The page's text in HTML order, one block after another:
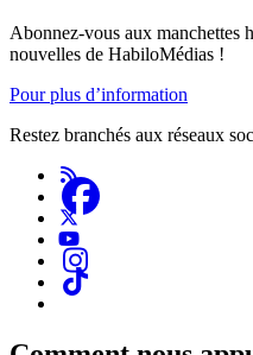
Abonnez-vous aux manchettes
nouvelles de HabiloMédias !
Pour plus d’information
Restez branchés aux réseaux